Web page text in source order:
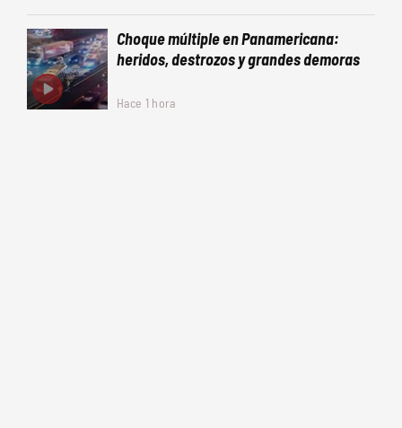
Choque múltiple en Panamericana:
heridos, destrozos y grandes demoras
Hace 1 hora